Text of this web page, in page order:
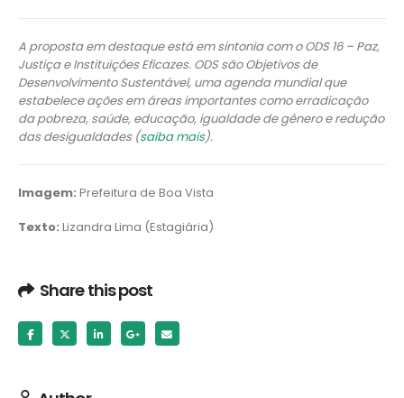
A proposta em destaque está em sintonia com o ODS 16 – Paz,
Justiça e Instituições Eficazes. ODS são Objetivos de
Desenvolvimento Sustentável, uma agenda mundial que
estabelece ações em áreas importantes como erradicação
da pobreza, saúde, educação, igualdade de gênero e redução
das desigualdades (saiba mais).
Imagem: Prefeitura de Boa Vista
Texto: Lizandra Lima (Estagiária)
Share this post